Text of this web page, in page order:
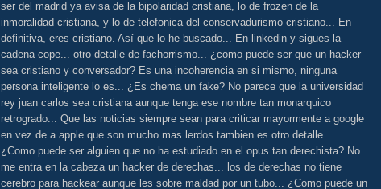
ser del madrid ya avisa de la bipolaridad cristiana, lo de frozen de la
inmoralidad cristiana, y lo de telefonica del conservadurismo cristiano... En
definitiva, eres cristiano. Así que lo he buscado... En linkedin y sigues la
cadena cope... otro detalle de fachorrismo... ¿como puede ser que un hacker
sea cristiano y conversador? Es una incoherencia en si mismo, ninguna
persona inteligente lo es... ¿Es chema un fake? No parece que la universidad
rey juan carlos sea cristiana aunque tenga ese nombre tan monarquico
retrogrado... Que las noticias siempre sean para criticar mayormente a google
en vez de a apple que son mucho mas lerdos tambien es otro detalle...
¿Como puede ser alguien que no ha estudiado en el opus tan derechista? No
me entra en la cabeza un hacker de derechas... los de derechas no tiene
cerebro para hackear aunque les sobre maldad por un tubo... ¿Como puede un